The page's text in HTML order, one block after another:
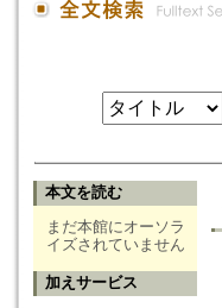
本文を読む
まだ本館にオーソラ
イズされていません
加えサービス